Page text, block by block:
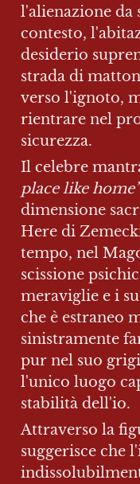
l'alienazione da
contesto,
desiderio
strada di
verso l'ignoto,
rientrare nel
sicurezza.
Il celebre
place like home”
dimensione
Here di
tempo, nel
scissione
meraviglie e i
che è estraneo
sinistramente
pur nel suo
l'unico luogo
stabilità dell'io.
Attraverso la
suggerisce che